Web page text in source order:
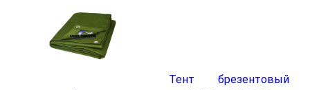
Тент брезентовый